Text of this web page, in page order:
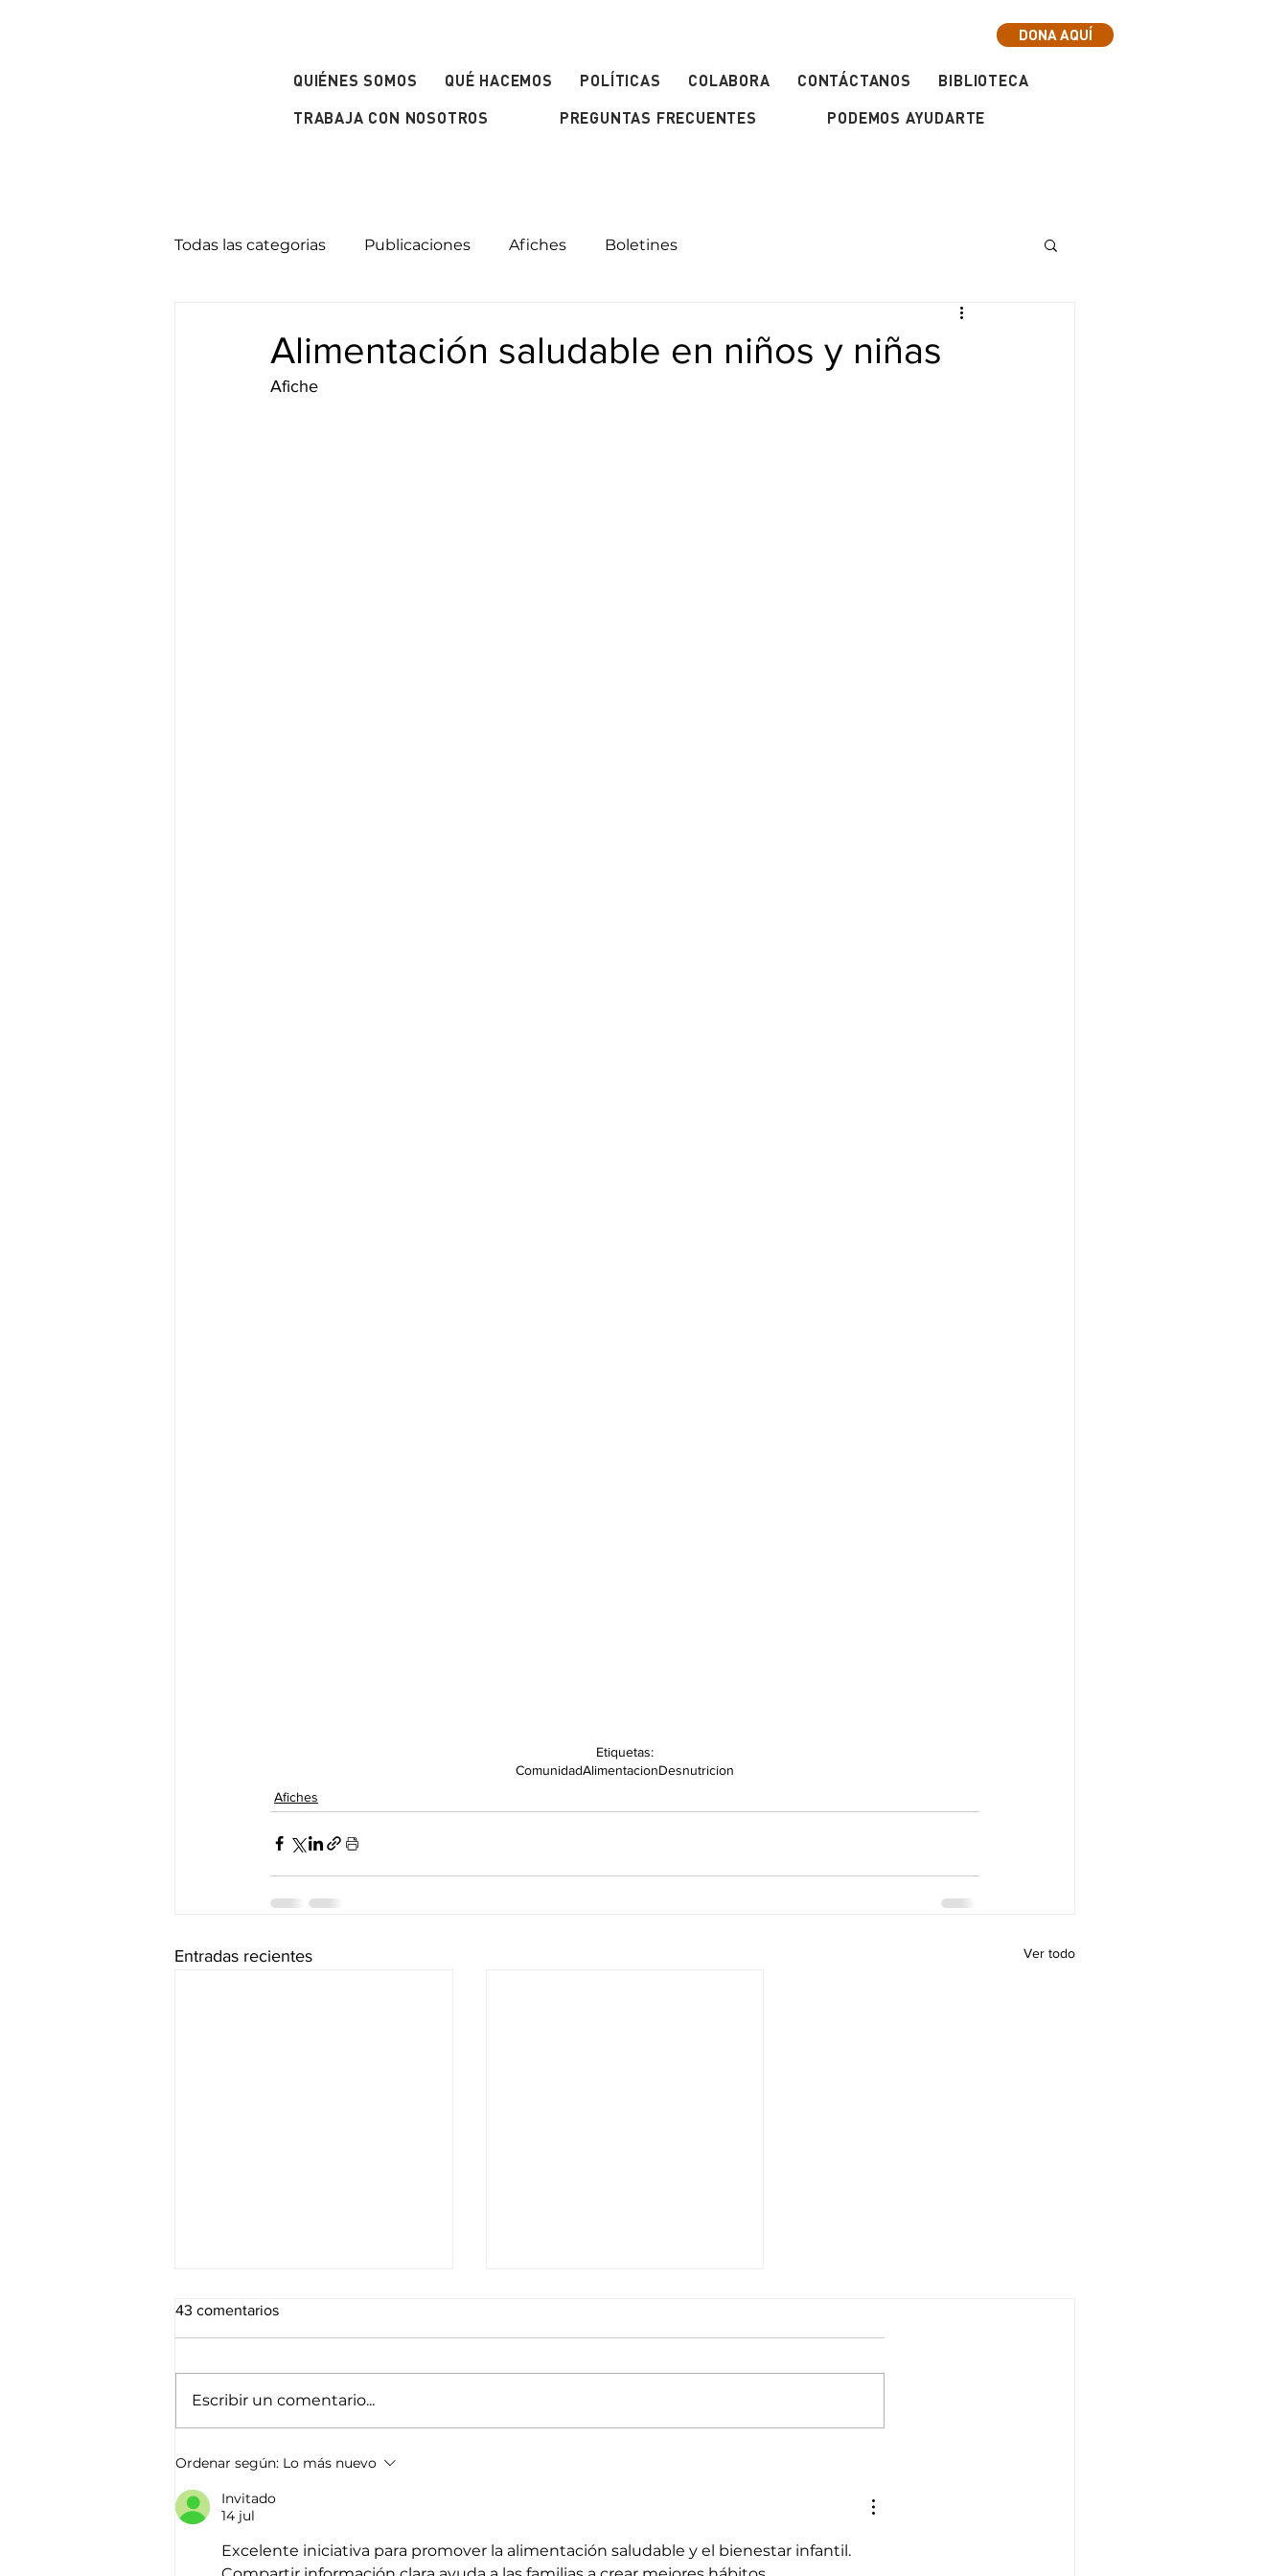
DONA AQUÍ
QUIÉNES SOMOS QUÉ HACEMOS POLÍTICAS COLABORA CONTÁCTANOS BIBLIOTECA
TRABAJA CON NOSOTROS PREGUNTAS FRECUENTES PODEMOS AYUDARTE
Todas las categorias Publicaciones Afiches Boletines
Alimentación saludable en niños y niñas
Afiche
Etiquetas:
ComunidadAlimentacionDesnutricion
Afiches
Entradas recientes Ver todo
Identificación de la
desnutrición agúda usando la
cinta MUAC
43 comentarios
Escribir un comentario...
Ordenar según: Lo más nuevo
Invitado
14 jul
Excelente iniciativa para promover la alimentación saludable y el bienestar infantil.